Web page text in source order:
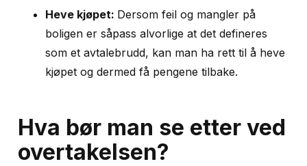
Heve kjøpet: Dersom feil og mangler på
boligen er såpass alvorlige at det defineres
som et avtalebrudd, kan man ha rett til å heve
kjøpet og dermed få pengene tilbake.
Hva bør man se etter ved
overtakelsen?